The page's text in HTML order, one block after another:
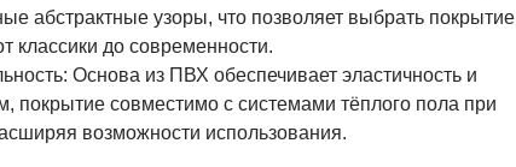
абстрактные узоры, что позволяет выбрать покрытие
классики до современности.
Основа из ПВХ обеспечивает эластичность и
покрытие совместимо с системами тёплого пола при
возможности использования.